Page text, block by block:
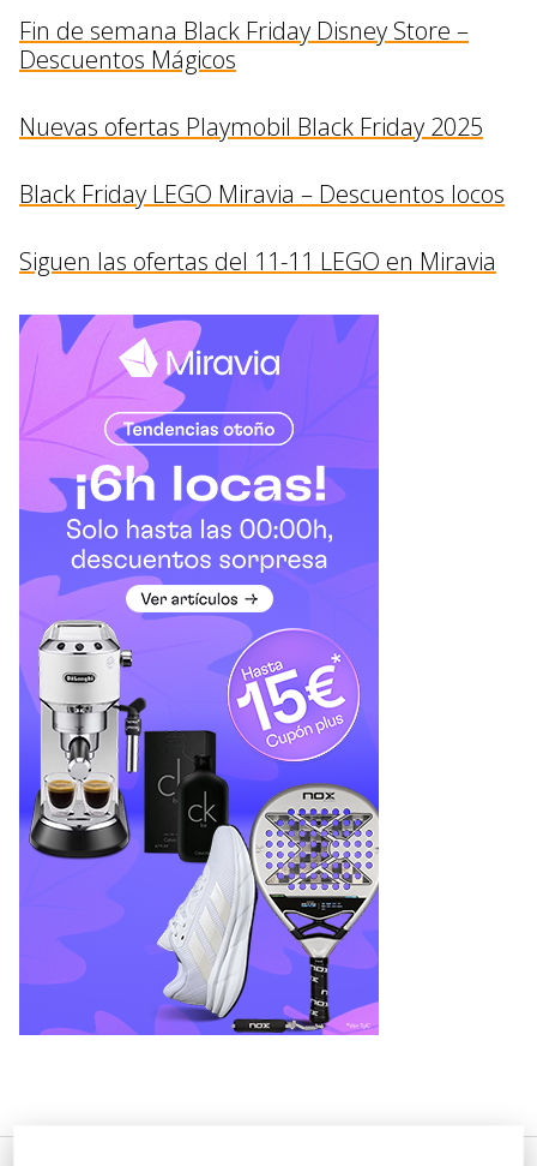
Fin de semana Black Friday Disney Store –
Descuentos Mágicos
Nuevas ofertas Playmobil Black Friday 2025
Black Friday LEGO Miravia – Descuentos locos
Siguen las ofertas del 11-11 LEGO en Miravia